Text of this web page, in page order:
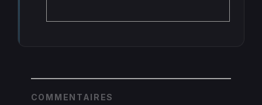
COMMENTAIRES